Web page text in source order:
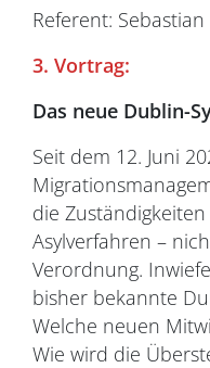
Referent:
3. Vortrag:
Das neue Dublin-
Seit dem 12. Juni
die
Asylverfahren –
Verordnung.
bisher bekannte
Welche neuen
Wie wird die